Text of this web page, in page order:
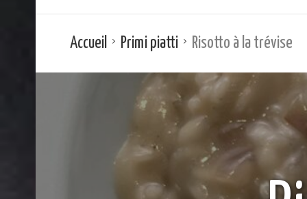
Accueil Primi piatti Risotto à la trévise